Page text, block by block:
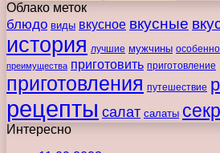
Облако меток
блюдо виды вкусное вкусные
история лучшие мужчины
преимущества приготовить приготовление
приготовления путешествие
рецепты салат салаты
Интересно